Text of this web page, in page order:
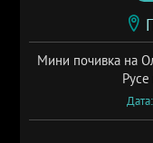
Мини почивка на
Русе